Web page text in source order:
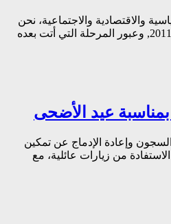
والاقتصادية والاجتماعية، نحن
في المغرب بعد صدور دستور 2011, وعبور المرحلة التي أتت بعده
عيد الأضحى
السجون وإعادة الإدماج عن تمكين
من زيارات عائلية، مع